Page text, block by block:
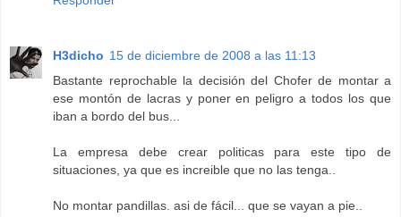
H3dicho 15 de diciembre de 2008 a las 11:13
Bastante reprochable la decisión del Chofer de montar a
ese montón de lacras y poner en peligro a todos los que
iban a bordo del bus...
La empresa debe crear politicas para este tipo de
situaciones, ya que es increible que no las tenga..
No montar pandillas. asi de fácil... que se vayan a pie..